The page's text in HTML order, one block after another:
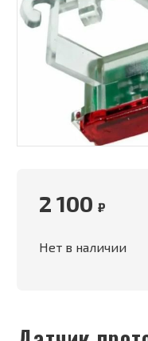
2 100 ₽
Нет в наличии